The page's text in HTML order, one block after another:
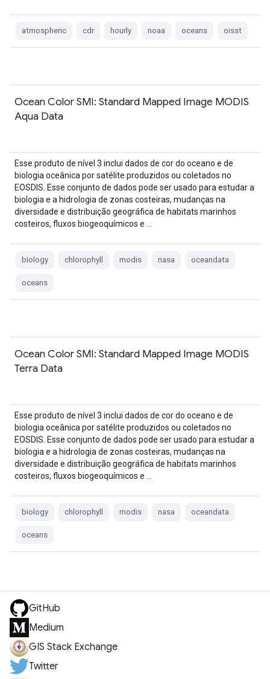
atmospheric cdr hourly noaa oceans oisst
Ocean Color SMI: Standard Mapped Image MODIS
Aqua Data
Esse produto de nível 3 inclui dados de cor do oceano e de
biologia oceânica por satélite produzidos ou coletados no
EOSDIS. Esse conjunto de dados pode ser usado para estudar a
biologia e a hidrologia de zonas costeiras, mudanças na
diversidade e distribuição geográfica de habitats marinhos
costeiros, fluxos biogeoquímicos e …
biology chlorophyll modis nasa oceandata
oceans
Ocean Color SMI: Standard Mapped Image MODIS
Terra Data
Esse produto de nível 3 inclui dados de cor do oceano e de
biologia oceânica por satélite produzidos ou coletados no
EOSDIS. Esse conjunto de dados pode ser usado para estudar a
biologia e a hidrologia de zonas costeiras, mudanças na
diversidade e distribuição geográfica de habitats marinhos
costeiros, fluxos biogeoquímicos e …
biology chlorophyll modis nasa oceandata
oceans
GitHub
Medium
GIS Stack Exchange
Twitter